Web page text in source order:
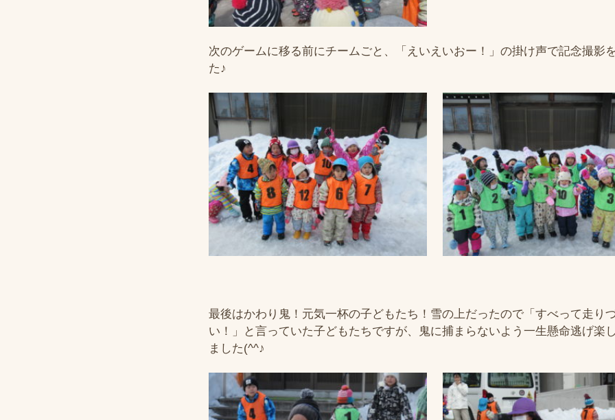
次のゲームに移る前にチームごと、「えいえいおー！」の掛け声で記念撮影
た♪
最後はかわり鬼！元気一杯の子どもたち！雪の上だったので「すべって走り
い！」と言っていた子どもたちですが、鬼に捕まらないよう一生懸命逃げ楽
ました(^^♪